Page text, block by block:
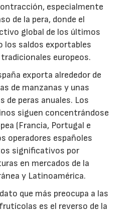
especialmente
de la pera, donde el
global de los últimos
los saldos exportables
europeos.
exporta alrededor de
de manzanas y unas
de peras anuales. Los
siguen concentrándose
(Francia, Portugal e
operadores españoles
significativos por
en mercados de la
y Latinoamérica.
que más preocupa a las
es el reverso de la